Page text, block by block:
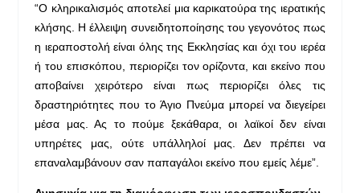
“Ο κληρικαλισμός αποτελεί μια καρικατούρα της ιερατικής
κλήσης. Η έλλειψη συνειδητοποίησης του γεγονότος πως
η ιεραποστολή είναι όλης της Εκκλησίας και όχι του ιερέα
ή του επισκόπου, περιορίζει τον ορίζοντα, και εκείνο που
αποβαίνει χειρότερο είναι πως περιορίζει όλες τις
δραστηριότητες που το Άγιο Πνεύμα μπορεί να διεγείρει
μέσα μας. Ας το πούμε ξεκάθαρα, οι λαϊκοί δεν είναι
υπηρέτες μας, ούτε υπάλληλοί μας. Δεν πρέπει να
επαναλαμβάνουν σαν παπαγάλοι εκείνο που εμείς λέμε”.